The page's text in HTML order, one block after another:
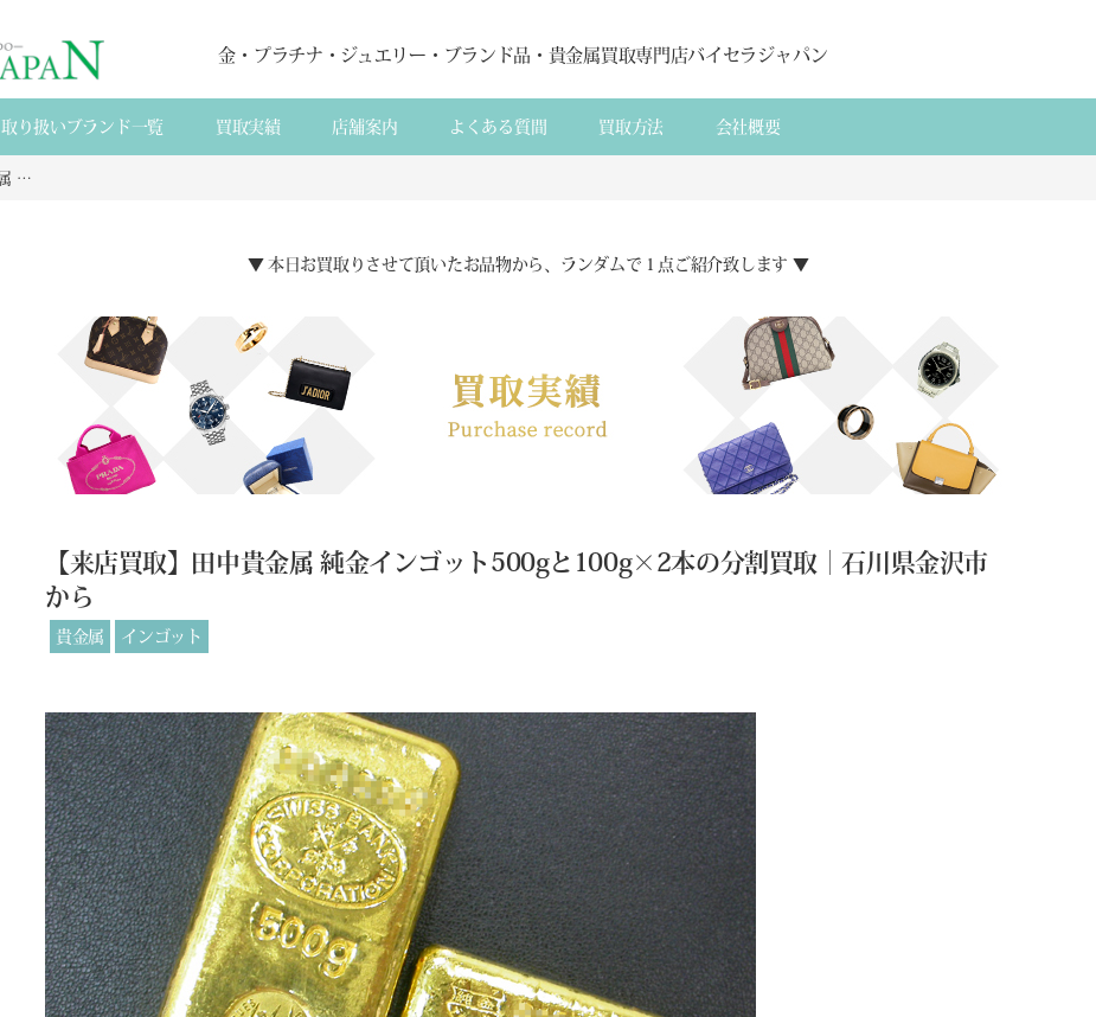
金・プラチナ・ジュエリー・ブランド品・貴金属買取専門店バイセラジャパン
取り扱いブランド一覧 買取実績 店舗案内 よくある質間 買取方法 会社概要
【来店買取】田中貴金属 純金インゴット500gと100g×2本の分割買取｜石川県金沢市から
▼ 本日お買取りさせて頂いたお品物から、ランダムで１点ご紹介致します ▼
【来店買取】田中貴金属 純金インゴット500gと100g×2本の分割買取｜石川県金沢市
から
貴金属 インゴット